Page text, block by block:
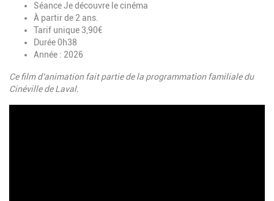
Séance Je découvre le cinéma
À partir de 2 ans.
Tarif unique 3,90€
Durée 0h38
Année : 2026
Ce film d'animation fait partie de la programmation familiale du
Cinéville de Laval.